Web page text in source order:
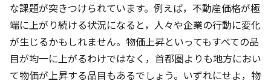
な課題が突きつけられています。例えば，不動産価格が極
端に上がり続ける状況になると，人々や企業の行動に変化
が生じるかもしれません。物価上昇といってもすべての品
目が均一に上がるわけではなく，首都圏よりも地方におい
て物価が上昇する品目もあるでしょう。いずれにせよ，物